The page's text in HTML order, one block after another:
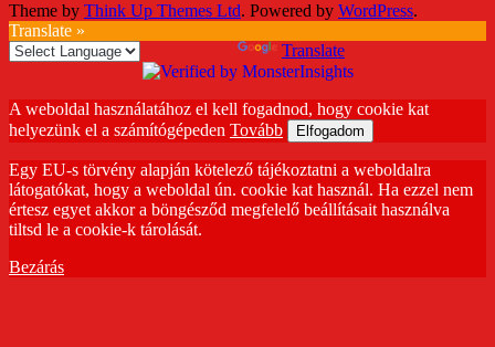
Theme by Think Up Themes Ltd. Powered by WordPress.
Translate »
Translate
A weboldal használatához el kell fogadnod, hogy cookie kat
helyezünk el a számítógépeden Tovább Elfogadom
Egy EU-s törvény alapján kötelező tájékoztatni a weboldalra
látogatókat, hogy a weboldal ún. cookie kat használ. Ha ezzel nem
értesz egyet akkor a böngésződ megfelelő beállításait használva
tiltsd le a cookie-k tárolását.
Bezárás